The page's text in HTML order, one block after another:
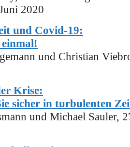
2020
und Covid-19:
und Christian
Krise:
sicher in turbulenten
und Michael Sauler,